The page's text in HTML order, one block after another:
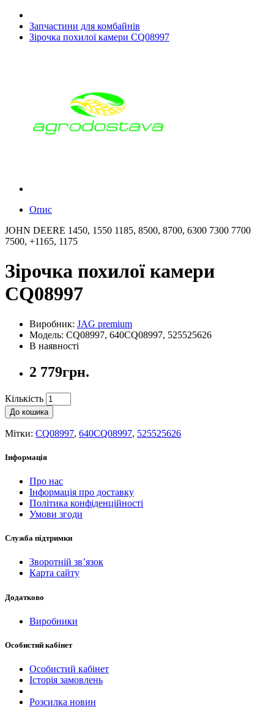
Запчастини для комбайнів
Зірочка похилої камери CQ08997
Опис
JOHN DEERE 1450, 1550 1185, 8500, 8700, 6300 7300 7700
7500, +1165, 1175
Зірочка похилої камери
CQ08997
Виробник: JAG premium
Модель: CQ08997, 640CQ08997, 525525626
В наявності
2 779грн.
Кількість
До кошика
Мітки: CQ08997, 640CQ08997, 525525626
Інформація
Про нас
Інформація про доставку
Політика конфіденційності
Умови згоди
Служба підтримки
Зворотній зв’язок
Карта сайту
Додатково
Виробники
Особистий кабінет
Особистий кабінет
Історія замовлень
Розсилка новин